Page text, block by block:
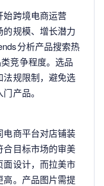
始跨境电商运营
规模、增长潜力
分析产品搜索热
竞争程度。选品
法规限制，避免选
产品。
电商平台对店铺装
目标市场的审美
面设计，而拉美市
。产品图片需提